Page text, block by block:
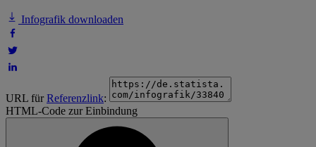
Infografik downloaden
URL fürReferenzlink:
HTML-Code zur Einbindung